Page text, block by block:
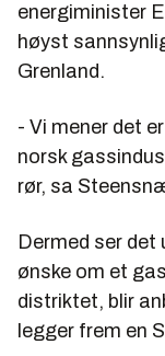
energiminister
høyst
Grenland.
- Vi mener det
norsk
rør, sa
Dermed ser
ønske om et
distriktet, blir
legger frem en